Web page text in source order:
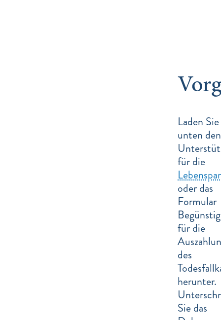
Laden Sie
unten den
für die
oder das
Formular
für die
des
herunter.
Sie das